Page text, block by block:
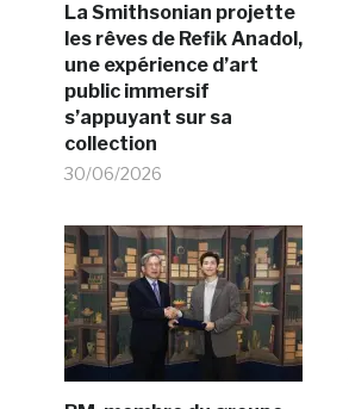
La Smithsonian projette
les rêves de Refik Anadol,
une expérience d’art
public immersif
s’appuyant sur sa
collection
30/06/2026